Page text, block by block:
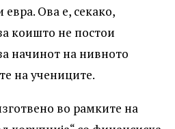
Ова е, секако,
коишто не постои
начинот на нивното
на учениците.
во рамките на